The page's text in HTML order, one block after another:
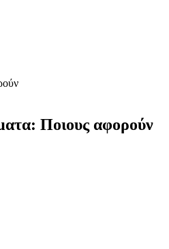
Ποιους αφορούν